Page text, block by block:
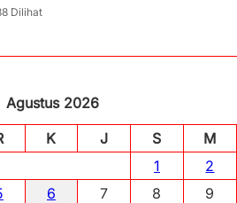
Dilihat
Agustus 2026
K J S
M
1
2
6 7 8
9